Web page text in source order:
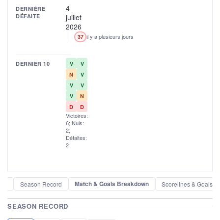
DERNIÈRE
DÉFAITE
4
juillet
2026
37 il y a plusieurs jours
DERNIER 10 V
V
N
V
V
V
V
N
D
D
Victoires:
6; Nuls:
2;
Défaites:
2
Season Record Match & Goals Breakdown Scorelines & Goals
SEASON RECORD